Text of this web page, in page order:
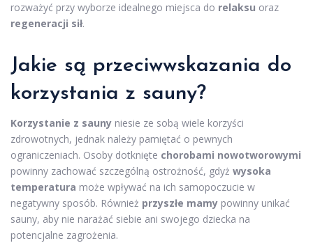
rozważyć przy wyborze idealnego miejsca do relaksu oraz
regeneracji sił.
Jakie są przeciwwskazania do
korzystania z sauny?
Korzystanie z sauny niesie ze sobą wiele korzyści
zdrowotnych, jednak należy pamiętać o pewnych
ograniczeniach. Osoby dotknięte chorobami nowotworowymi
powinny zachować szczególną ostrożność, gdyż wysoka
temperatura może wpływać na ich samopoczucie w
negatywny sposób. Również przyszłe mamy powinny unikać
sauny, aby nie narażać siebie ani swojego dziecka na
potencjalne zagrożenia.